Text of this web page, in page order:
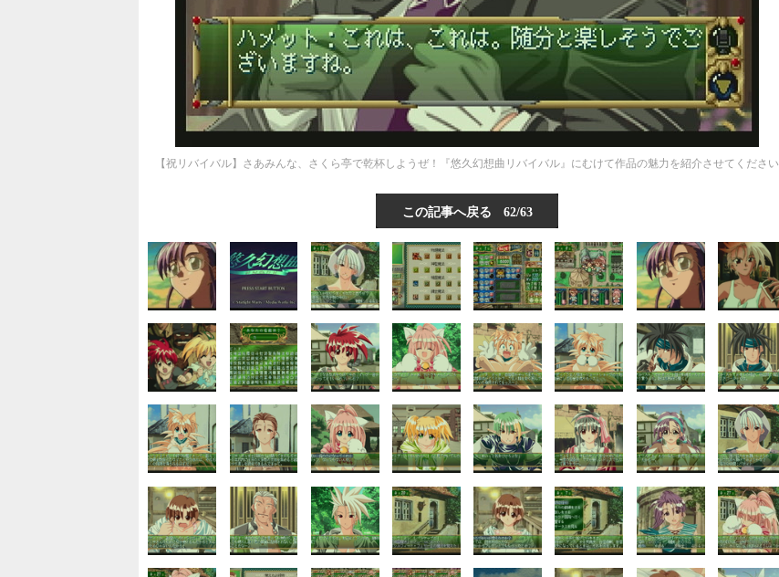
【祝リバイバル】さあみんな、さくら亭で乾杯しようぜ！『悠久幻想曲リバイバル』にむけて作品の魅力を紹介させてください
この記事へ戻る 62/63